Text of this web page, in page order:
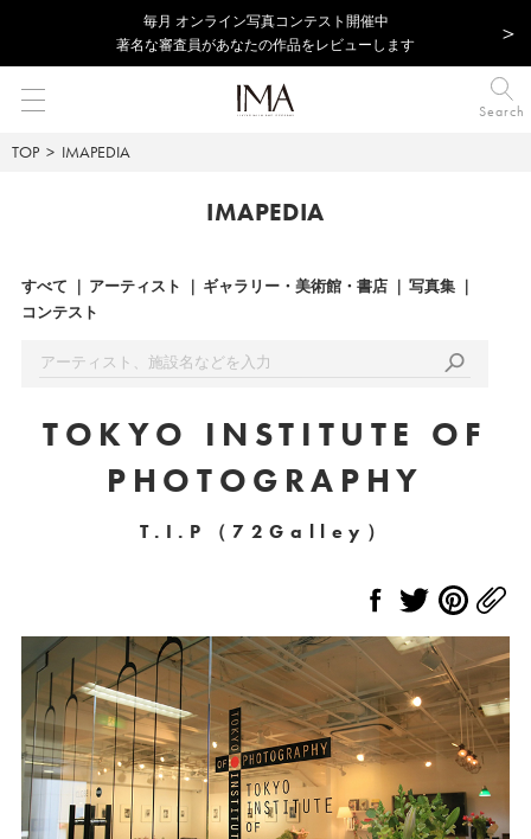
毎⽉ オンライン写真コンテスト開催中
著名な審査員があなたの作品をレビューします
Search
TOP IMAPEDIA
IMAPEDIA
すべて アーティスト ギャラリー・美術館・書店
写真集
コンテスト
TOKYO INSTITUTE OF
PHOTOGRAPHY
T.I.P（72Galley）